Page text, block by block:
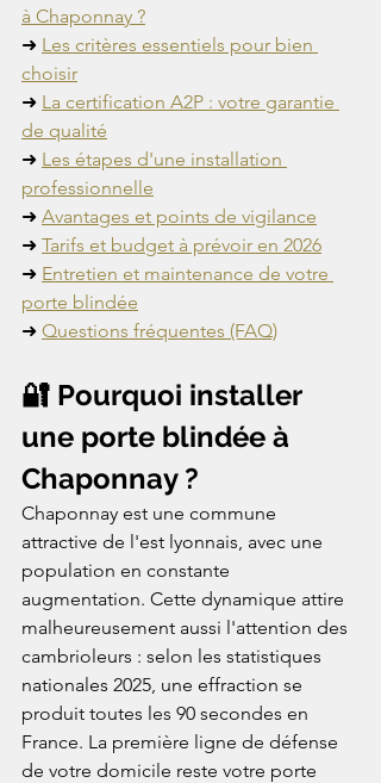
à Chaponnay ?
➜ Les critères essentiels pour bien
choisir
➜ La certification A2P : votre garantie
de qualité
➜ Les étapes d'une installation
professionnelle
➜ Avantages et points de vigilance
➜ Tarifs et budget à prévoir en 2026
➜ Entretien et maintenance de votre
porte blindée
➜ Questions fréquentes (FAQ)
🔐 Pourquoi installer
une porte blindée à
Chaponnay ?
Chaponnay est une commune
attractive de l'est lyonnais, avec une
population en constante
augmentation. Cette dynamique attire
malheureusement aussi l'attention des
cambrioleurs : selon les statistiques
nationales 2025, une effraction se
produit toutes les 90 secondes en
France. La première ligne de défense
de votre domicile reste votre porte